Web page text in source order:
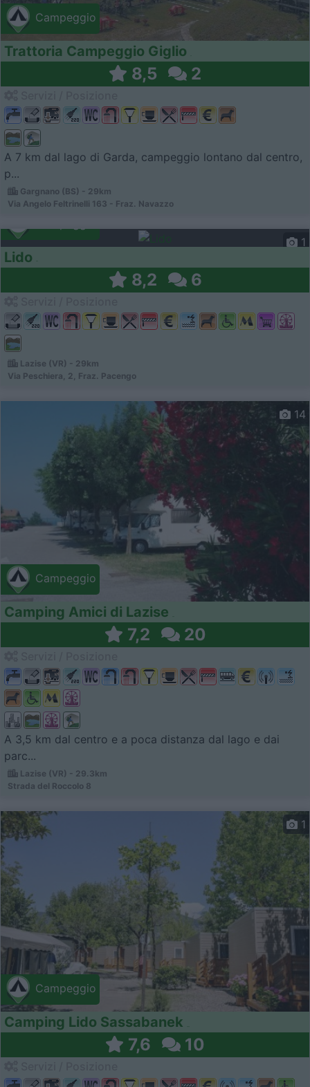
Campeggio
Trattoria Campeggio Giglio
8,5 2
A 7 km dal lago di Garda, campeggio lontano dal centro,
p...
Gargnano (BS) - 29km
Via Angelo Feltrinelli 163 - Fraz. Navazzo
1
Lido
8,2 6
Lazise (VR) - 29km
Via Peschiera, 2, Fraz. Pacengo
Campeggio
14
Camping Amici di Lazise
7,2 20
A 3,5 km dal centro e a poca distanza dal lago e dai
parc...
Lazise (VR) - 29.3km
Strada del Roccolo 8
Campeggio
1
Camping Lido Sassabanek
7,6 10